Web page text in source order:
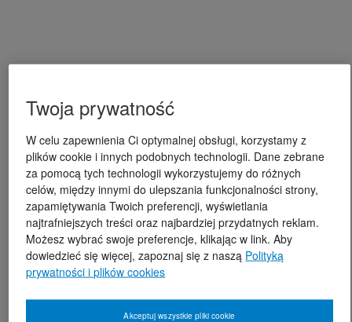
Twoja prywatność
W celu zapewnienia Ci optymalnej obsługi, korzystamy z
plików cookie i innych podobnych technologii. Dane zebrane
za pomocą tych technologii wykorzystujemy do różnych
celów, między innymi do ulepszania funkcjonalności strony,
zapamiętywania Twoich preferencji, wyświetlania
najtrafniejszych treści oraz najbardziej przydatnych reklam.
Możesz wybrać swoje preferencje, klikając w link. Aby
dowiedzieć się więcej, zapoznaj się z naszą Polityką
prywatności i plików cookies
Akceptuj wszystkie pliki cookie